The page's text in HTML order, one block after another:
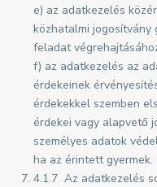
e) az adatkezelés
közhatalmi
feladat
f) az adatkezelés az
érdekeinek
érdekekkel szemben
érdekei vagy alapvető
személyes adatok
ha az érintett gyermek.
4.1.7 Az adatkezelés